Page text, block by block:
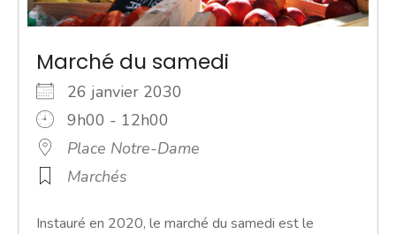
Marché du samedi
26 janvier 2030
9h00 - 12h00
Place Notre-Dame
Marchés
Instauré en 2020, le marché du samedi est le